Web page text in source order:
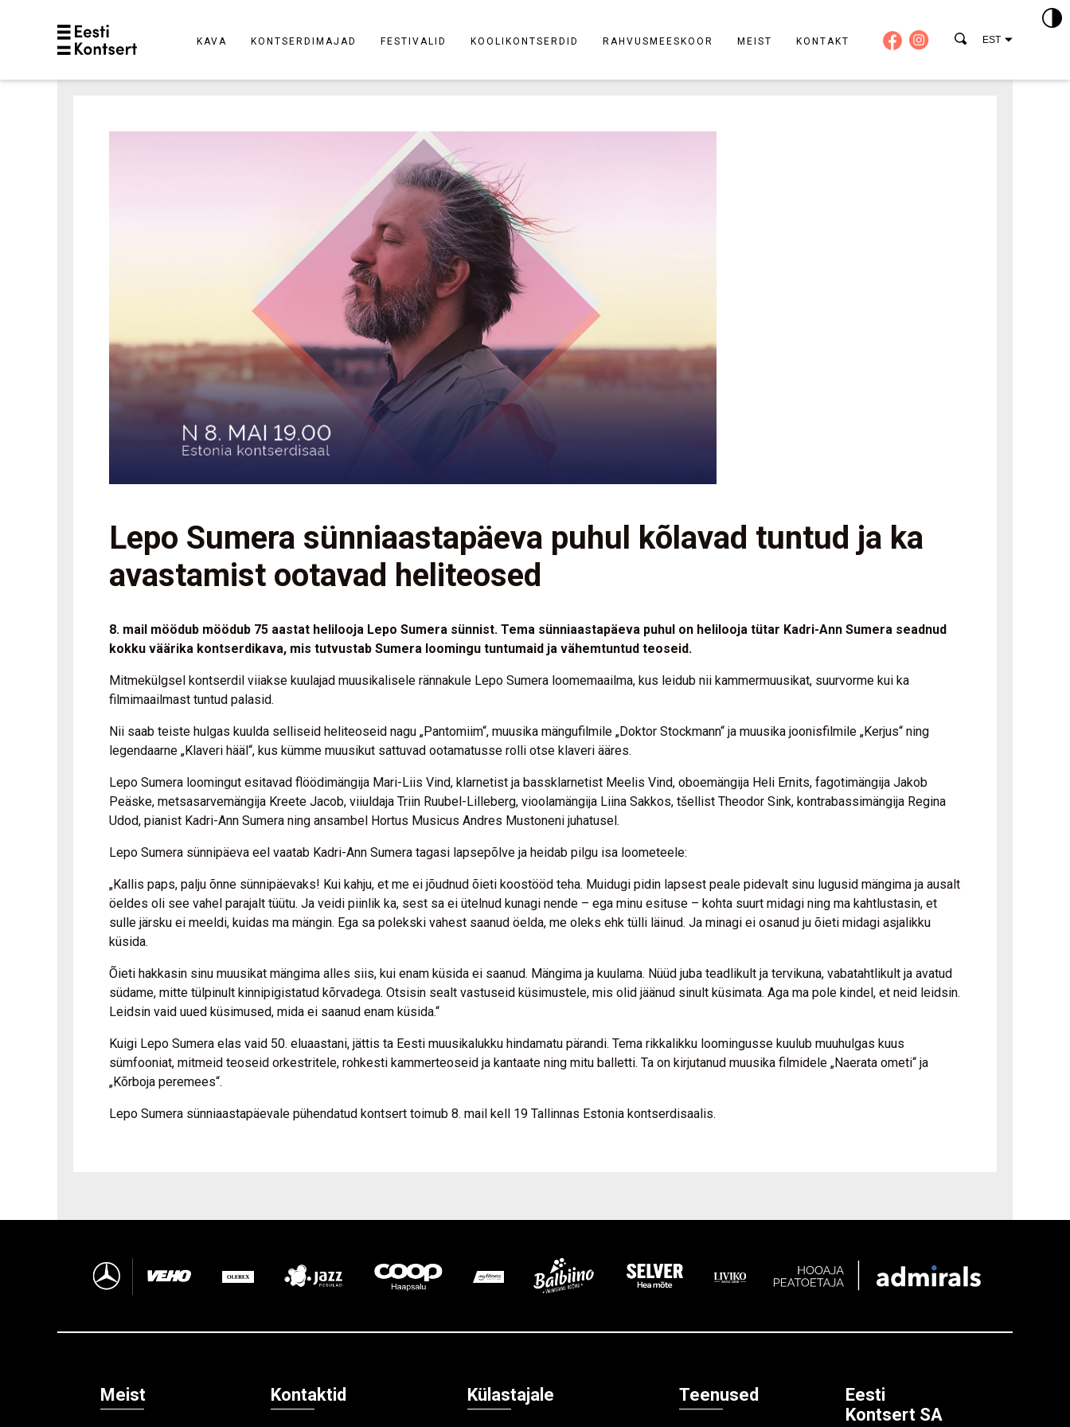
KAVA KONTSERDIMAJAD FESTIVALID KOOLIKONTSERDID RAHVUSMEESKOOR MEIST KONTAKT EST
Lepo Sumera sünniaastapäeva puhul kõlavad tuntud ja ka
avastamist ootavad heliteosed
8. mail möödub möödub 75 aastat helilooja Lepo Sumera sünnist. Tema sünniaastapäeva puhul on helilooja tütar Kadri-Ann Sumera seadnud
kokku väärika kontserdikava, mis tutvustab Sumera loomingu tuntumaid ja vähemtuntud teoseid.
Mitmekülgsel kontserdil viiakse kuulajad muusikalisele rännakule Lepo Sumera loomemaailma, kus leidub nii kammermuusikat, suurvorme kui ka
filmimaailmast tuntud palasid.
Nii saab teiste hulgas kuulda selliseid heliteoseid nagu „Pantomiim“, muusika mängufilmile „Doktor Stockmann“ ja muusika joonisfilmile „Kerjus“ ning
legendaarne „Klaveri hääl“, kus kümme muusikut sattuvad ootamatusse rolli otse klaveri ääres.
Lepo Sumera loomingut esitavad flöödimängija Mari-Liis Vind, klarnetist ja bassklarnetist Meelis Vind, oboemängija Heli Ernits, fagotimängija Jakob
Peäske, metsasarvemängija Kreete Jacob, viiuldaja Triin Ruubel-Lilleberg, vioolamängija Liina Sakkos, tšellist Theodor Sink, kontrabassimängija Regina
Udod, pianist Kadri-Ann Sumera ning ansambel Hortus Musicus Andres Mustoneni juhatusel.
Lepo Sumera sünnipäeva eel vaatab Kadri-Ann Sumera tagasi lapsepõlve ja heidab pilgu isa loometeele:
„Kallis paps, palju õnne sünnipäevaks! Kui kahju, et me ei jõudnud õieti koostööd teha. Muidugi pidin lapsest peale pidevalt sinu lugusid mängima ja ausalt
öeldes oli see vahel parajalt tüütu. Ja veidi piinlik ka, sest sa ei ütelnud kunagi nende – ega minu esituse – kohta suurt midagi ning ma kahtlustasin, et
sulle järsku ei meeldi, kuidas ma mängin. Ega sa polekski vahest saanud öelda, me oleks ehk tülli läinud. Ja minagi ei osanud ju õieti midagi asjalikku
küsida.
Õieti hakkasin sinu muusikat mängima alles siis, kui enam küsida ei saanud. Mängima ja kuulama. Nüüd juba teadlikult ja tervikuna, vabatahtlikult ja avatud
südame, mitte tülpinult kinnipigistatud kõrvadega. Otsisin sealt vastuseid küsimustele, mis olid jäänud sinult küsimata. Aga ma pole kindel, et neid leidsin.
Leidsin vaid uued küsimused, mida ei saanud enam küsida.“
Kuigi Lepo Sumera elas vaid 50. eluaastani, jättis ta Eesti muusikalukku hindamatu pärandi. Tema rikkalikku loomingusse kuulub muuhulgas kuus
sümfooniat, mitmeid teoseid orkestritele, rohkesti kammerteoseid ja kantaate ning mitu balletti. Ta on kirjutanud muusika filmidele „Naerata ometi“ ja
„Kõrboja peremees“.
Lepo Sumera sünniaastapäevale pühendatud kontsert toimub 8. mail kell 19 Tallinnas Estonia kontserdisaalis.
Meist Kontaktid Külastajale Teenused
Eesti
Kontsert SA